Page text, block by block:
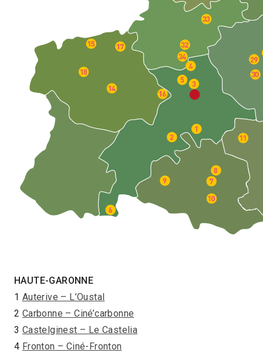
HAUTE-GARONNE
1 Auterive – L’Oustal
2 Carbonne – Ciné’carbonne
3 Castelginest – Le Castelia
4 Fronton – Ciné-Fronton